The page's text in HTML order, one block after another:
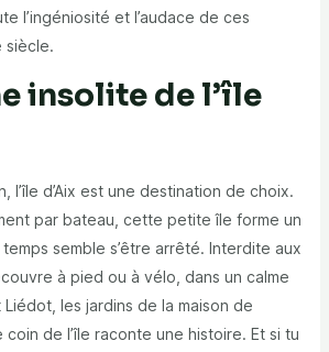
l’ingéniosité et l’audace de ces
siècle.
insolite de l’île
l’île d’Aix est une destination de choix.
par bateau, cette petite île forme un
semble s’être arrêté. Interdite aux
à pied ou à vélo, dans un calme
les jardins de la maison de
de l’île raconte une histoire. Et si tu